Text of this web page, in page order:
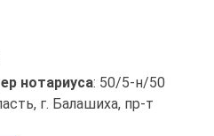
нотариуса: 50/5-н/50
г. Балашиха, пр-т